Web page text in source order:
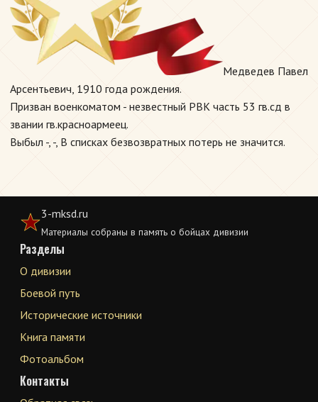
Медведев Павел
Арсентьевич, 1910 года рождения.
Призван военкоматом - незвестный РВК часть 53 гв.сд в
звании гв.красноармеец.
Выбыл -, -, В списках безвозвратных потерь не значится.
3-mksd.ru
Материалы собраны в память о бойцах дивизии
Разделы
О дивизии
Боевой путь
Исторические источники
Книга памяти
Фотоальбом
Контакты